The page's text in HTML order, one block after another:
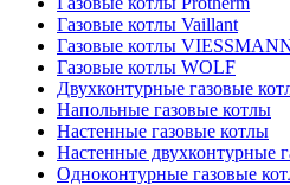
Газовые котлы Vaillant
Газовые котлы
Газовые котлы WOLF
Двухконтурные газовые
Напольные газовые котлы
Настенные газовые котлы
Настенные двухконтурные
Одноконтурные газовые